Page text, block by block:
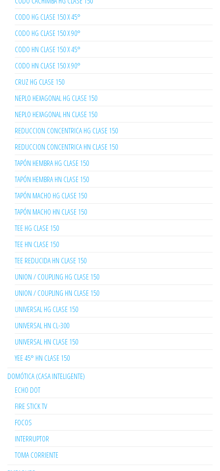
CODO HG CLASE 150 X 45°
CODO HG CLASE 150 X 90°
CODO HN CLASE 150 X 45°
CODO HN CLASE 150 X 90°
CRUZ HG CLASE 150
NEPLO HEXAGONAL HG CLASE 150
NEPLO HEXAGONAL HN CLASE 150
REDUCCION CONCENTRICA HG CLASE 150
REDUCCION CONCENTRICA HN CLASE 150
TAPÓN HEMBRA HG CLASE 150
TAPÓN HEMBRA HN CLASE 150
TAPÓN MACHO HG CLASE 150
TAPÓN MACHO HN CLASE 150
TEE HG CLASE 150
TEE HN CLASE 150
TEE REDUCIDA HN CLASE 150
UNION / COUPLING HG CLASE 150
UNION / COUPLING HN CLASE 150
UNIVERSAL HG CLASE 150
UNIVERSAL HN CL-300
UNIVERSAL HN CLASE 150
YEE 45° HN CLASE 150
DOMÓTICA (CASA INTELIGENTE)
ECHO DOT
FIRE STICK TV
FOCOS
INTERRUPTOR
TOMA CORRIENTE